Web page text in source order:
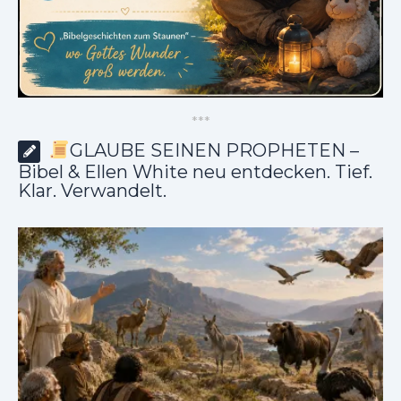
***
GLAUBE SEINEN PROPHETEN –
Bibel & Ellen White neu entdecken. Tief.
Klar. Verwandelt.